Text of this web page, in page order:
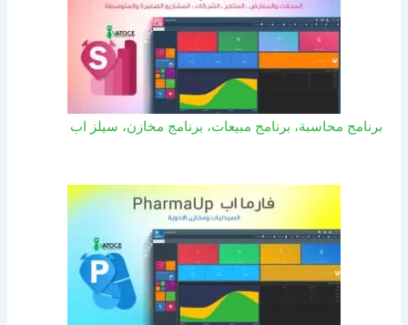
برنامج محاسبة، برنامج مبيعات، برنامج مخازن، سيلز اب